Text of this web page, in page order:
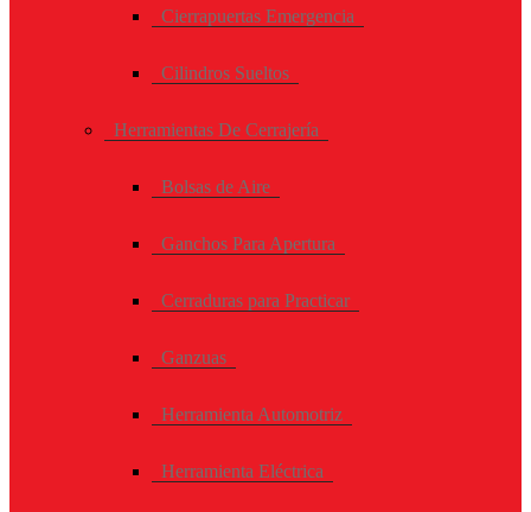
Cierrapuertas Emergencia
Cilindros Sueltos
Herramientas De Cerrajería
Bolsas de Aire
Ganchos Para Apertura
Cerraduras para Practicar
Ganzuas
Herramienta Automotriz
Herramienta Eléctrica